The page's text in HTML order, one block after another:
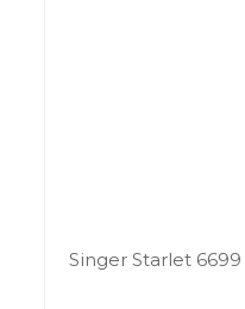
Singer Starlet